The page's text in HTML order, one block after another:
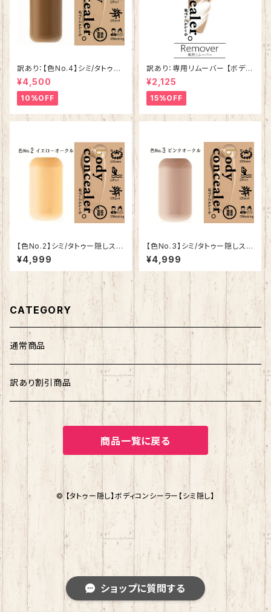
ショップに質問する
訳あり：【色No.4】シミ/タトゥー
隠しスプレー【ボディコンシーラ
ー】
¥4,500
10%OFF
訳あり：専用リムーバー 【ボディ
コンシーラー】
¥2,125
15%OFF
【色No.2】シミ/タトゥー隠しスプ
レー【ボディコンシーラー】
¥4,999
【色No.3】シミ/タトゥー隠しスプ
レー【ボディコンシーラー】
¥4,999
CATEGORY
通常商品
訳あり割引商品
商品一覧に戻る
© 【タトゥー隠し】ボディコンシーラー【シミ隠し】